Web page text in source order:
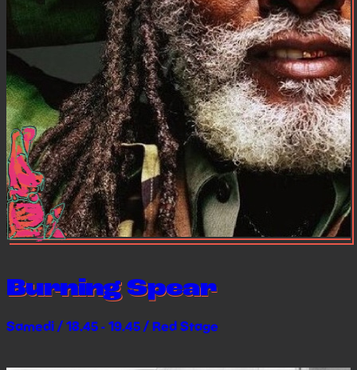
Burning Spear
Samedi / 18.45 - 19.45 / Red Stage